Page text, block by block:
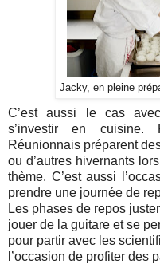
Jacky, en pleine
C’est aussi le cas
s’investir en cuisine.
Réunionnais préparent
ou d’autres hivernants
thème. C’est aussi
prendre une journée de
Les phases de repos
jouer de la guitare et se
pour partir avec les
l’occasion de profiter des